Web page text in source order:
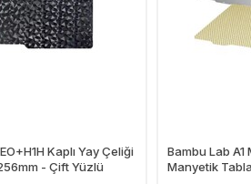
Kaplı Yay Çeliği
- Çift Yüzlü
Bambu Lab A1
Manyetik